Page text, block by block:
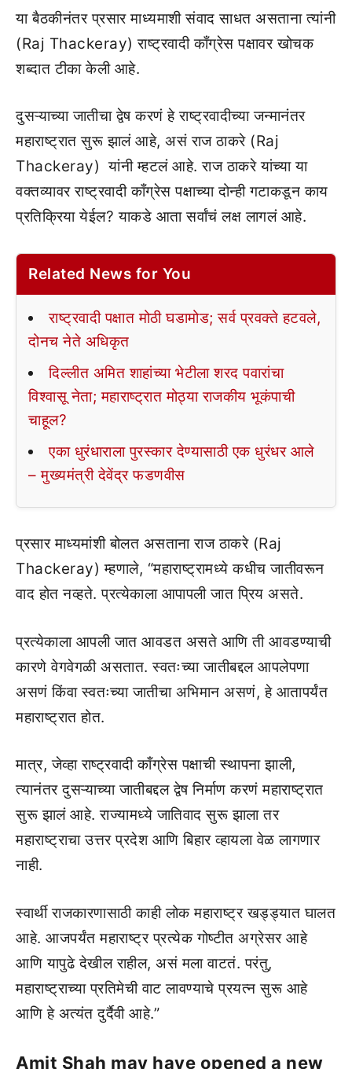
या बैठकीनंतर प्रसार माध्यमाशी संवाद साधत असताना त्यांनी
(Raj Thackeray) राष्ट्रवादी काँग्रेस पक्षावर खोचक
शब्दात टीका केली आहे.
दुसऱ्याच्या जातीचा द्वेष करणं हे राष्ट्रवादीच्या जन्मानंतर
महाराष्ट्रात सुरू झालं आहे, असं राज ठाकरे (Raj
Thackeray) यांनी म्हटलं आहे. राज ठाकरे यांच्या या
वक्तव्यावर राष्ट्रवादी काँग्रेस पक्षाच्या दोन्ही गटाकडून काय
प्रतिक्रिया येईल? याकडे आता सर्वांचं लक्ष लागलं आहे.
Related News for You
राष्ट्रवादी पक्षात मोठी घडामोड; सर्व प्रवक्ते हटवले,
दोनच नेते अधिकृत
दिल्लीत अमित शाहांच्या भेटीला शरद पवारांचा
विश्वासू नेता; महाराष्ट्रात मोठ्या राजकीय भूकंपाची
चाहूल?
एका धुरंधाराला पुरस्कार देण्यासाठी एक धुरंधर आले
– मुख्यमंत्री देवेंद्र फडणवीस
प्रसार माध्यमांशी बोलत असताना राज ठाकरे (Raj
Thackeray) म्हणाले, “महाराष्ट्रामध्ये कधीच जातीवरून
वाद होत नव्हते. प्रत्येकाला आपापली जात प्रिय असते.
प्रत्येकाला आपली जात आवडत असते आणि ती आवडण्याची
कारणे वेगवेगळी असतात. स्वतःच्या जातीबद्दल आपलेपणा
असणं किंवा स्वतःच्या जातीचा अभिमान असणं, हे आतापर्यंत
महाराष्ट्रात होत.
मात्र, जेव्हा राष्ट्रवादी काँग्रेस पक्षाची स्थापना झाली,
त्यानंतर दुसऱ्याच्या जातीबद्दल द्वेष निर्माण करणं महाराष्ट्रात
सुरू झालं आहे. राज्यामध्ये जातिवाद सुरू झाला तर
महाराष्ट्राचा उत्तर प्रदेश आणि बिहार व्हायला वेळ लागणार
नाही.
स्वार्थी राजकारणासाठी काही लोक महाराष्ट्र खड्ड्यात घालत
आहे. आजपर्यंत महाराष्ट्र प्रत्येक गोष्टीत अग्रेसर आहे
आणि यापुढे देखील राहील, असं मला वाटतं. परंतु,
महाराष्ट्राच्या प्रतिमेची वाट लावण्याचे प्रयत्न सुरू आहे
आणि हे अत्यंत दुर्दैवी आहे.”
Amit Shah may have opened a new